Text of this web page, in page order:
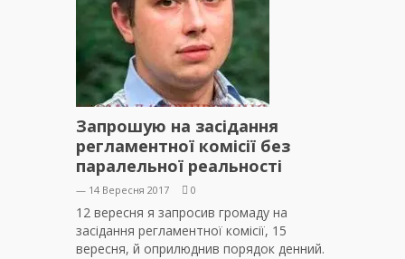
Запрошую на засідання
регламентної комісії без
паралельної реальності
— 14 Вересня 2017 0
12 вересня я запросив громаду на
засідання регламентної комісії, 15
вересня, й оприлюднив порядок денний.